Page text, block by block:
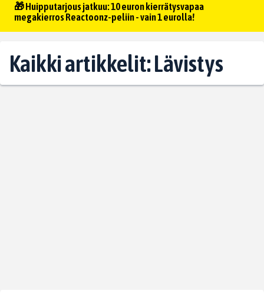
🎁 Huipputarjous jatkuu: 10 euron kierrätysvapaa
megakierros Reactoonz-peliin - vain 1 eurolla!
Kaikki artikkelit: Lävistys